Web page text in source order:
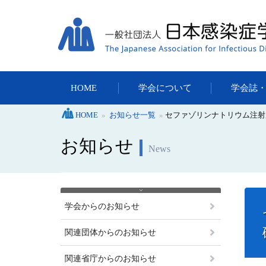
HOME 学会について 学会誌
お知らせ News
学会からのお知らせ
関連団体からのお知らせ
関連省庁からのお知らせ
HOME » お知らせ一覧 » セファゾリンナトリウム注